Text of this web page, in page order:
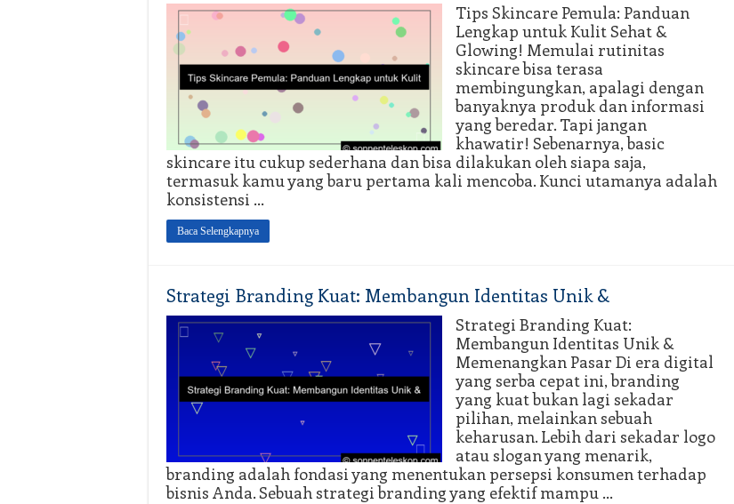
Tips Skincare Pemula: Panduan
Lengkap untuk Kulit Sehat &
Glowing! Memulai rutinitas
skincare bisa terasa
membingungkan, apalagi dengan
banyaknya produk dan informasi
yang beredar. Tapi jangan
khawatir! Sebenarnya, basic
skincare itu cukup sederhana dan bisa dilakukan oleh siapa saja,
termasuk kamu yang baru pertama kali mencoba. Kunci utamanya adalah
konsistensi …
Baca Selengkapnya
Strategi Branding Kuat: Membangun Identitas Unik &
Strategi Branding Kuat:
Membangun Identitas Unik &
Memenangkan Pasar Di era digital
yang serba cepat ini, branding
yang kuat bukan lagi sekadar
pilihan, melainkan sebuah
keharusan. Lebih dari sekadar logo
atau slogan yang menarik,
branding adalah fondasi yang menentukan persepsi konsumen terhadap
bisnis Anda. Sebuah strategi branding yang efektif mampu …